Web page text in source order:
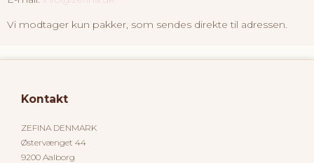
Vi modtager kun pakker, som sendes direkte til adressen.
Kontakt
ZEFINA DENMARK
Østervænget 44
9200 Aalborg